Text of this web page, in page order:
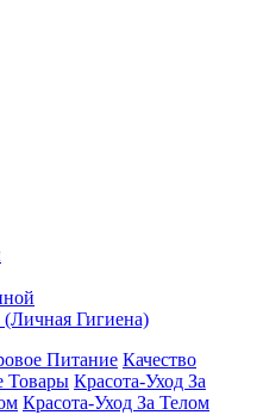
Гигиена)
Питание Качество
Товары Красота-Уход За
Красота-Уход За Телом